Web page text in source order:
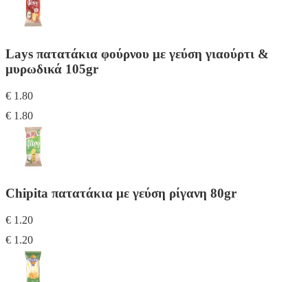
Lays πατατάκια φούρνου με γεύση γιαούρτι &
μυρωδικά 105gr
€ 1.80
€ 1.80
Chipita πατατάκια με γεύση ρίγανη 80gr
€ 1.20
€ 1.20